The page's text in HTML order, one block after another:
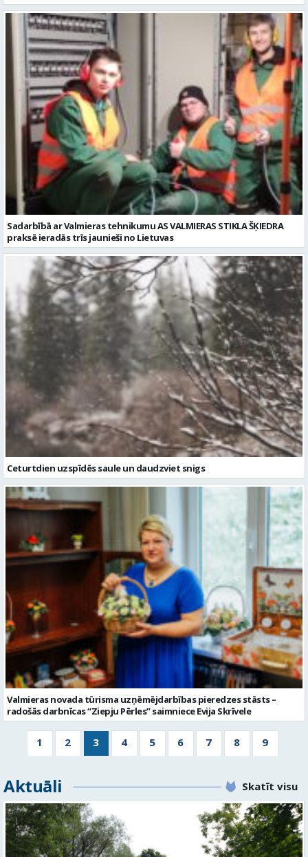
Sadarbībā ar Valmieras tehnikumu AS VALMIERAS STIKLA ŠĶIEDRA
praksē ieradās trīs jaunieši no Lietuvas
Ceturtdien uzspīdēs saule un daudzviet snigs
Valmieras novada tūrisma uzņēmējdarbības pieredzes stāsts –
radošās darbnīcas “Ziepju Pērles” saimniece Evija Skrīvele
1 2 3 4 5 6 7 8 9
Aktuāli Skatīt visu